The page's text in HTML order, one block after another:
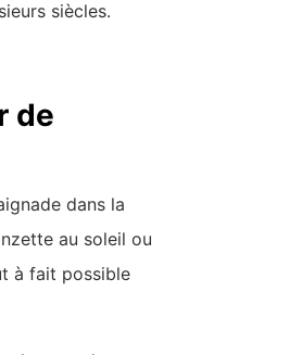
siècles.
de
dans la
au soleil ou
à fait possible